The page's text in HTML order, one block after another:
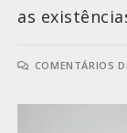
as
COMENTÁRIOS